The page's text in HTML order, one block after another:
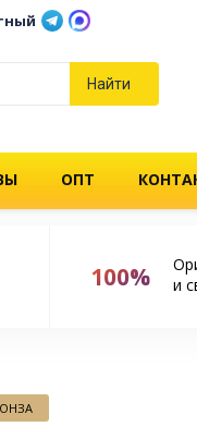
Найти
ОПТ
100%
и